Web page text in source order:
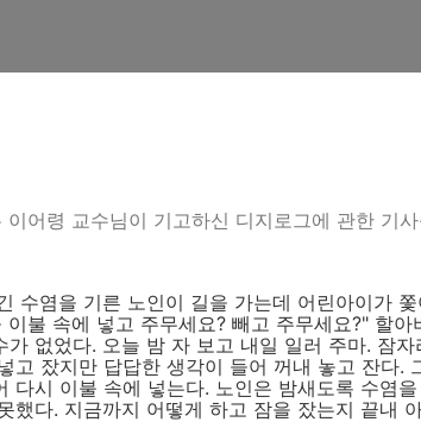
이어령 교수님이 기고하신 디지로그에 관한 기
수염을 기른 노인이 길을 가는데 어린아이가 쫓
불 속에 넣고 주무세요? 빼고 주무세요?" 할아
가 없었다. 오늘 밤 자 보고 내일 일러 주마. 잠자
고 잤지만 답답한 생각이 들어 꺼내 놓고 잔다.
다시 이불 속에 넣는다. 노인은 밤새도록 수염
했다. 지금까지 어떻게 하고 잠을 잤는지 끝내